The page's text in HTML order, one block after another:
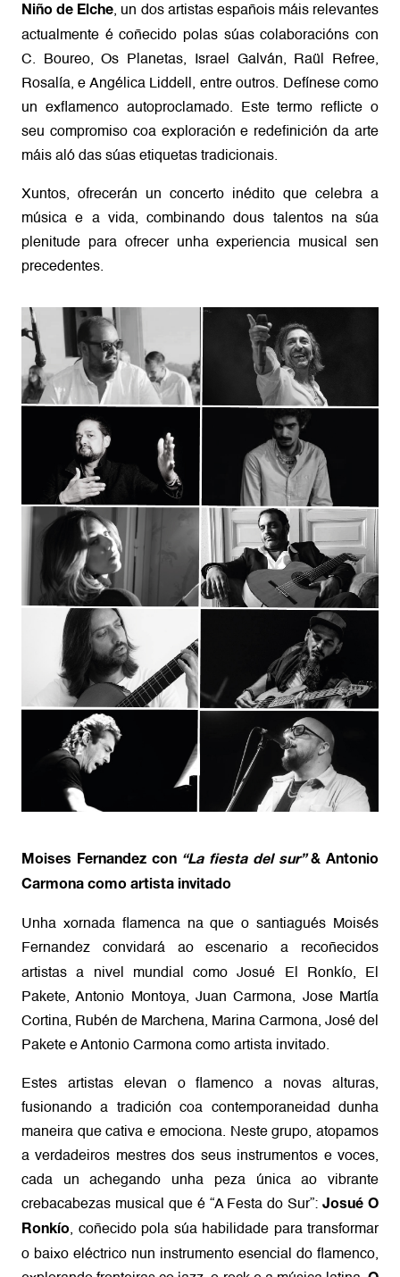
Niño de Elche, un dos artistas españois máis relevantes
actualmente é coñecido polas súas colaboracións con
C. Boureo, Os Planetas, Israel Galván, Raül Refree,
Rosalía, e Angélica Liddell, entre outros. Defínese como
un exflamenco autoproclamado. Este termo reflicte o
seu compromiso coa exploración e redefinición da arte
máis aló das súas etiquetas tradicionais.
Xuntos, ofrecerán un concerto inédito que celebra a
música e a vida, combinando dous talentos na súa
plenitude para ofrecer unha experiencia musical sen
precedentes.
Moises Fernandez con “La fiesta del sur”& Antonio
Carmona como artista invitado
Unha xornada flamenca na que o santiagués Moisés
Fernandez
convidará ao escenario a recoñecidos
artistas a nivel mundial como Josué El Ronkío, El
Pakete, Antonio Montoya, Juan Carmona, Jose Martía
Cortina, Rubén de Marchena, Marina Carmona, José del
Pakete e Antonio Carmona como artista invitado.
Estes artistas elevan o flamenco a novas alturas,
fusionando a tradición coa contemporaneidad dunha
maneira que cativa e emociona. Neste grupo, atopamos
a verdadeiros mestres dos seus instrumentos e voces,
cada un achegando unha peza única ao vibrante
crebacabezas musical que é “A Festa do Sur”:Josué O
Ronkío, coñecido pola súa habilidade para transformar
o baixo eléctrico nun instrumento esencial do flamenco,